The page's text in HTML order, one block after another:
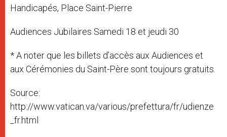
Handicapés, Place Saint-Pierre
Audiences Jubilaires Samedi 18 et jeudi 30
* A noter que les billets d’accès aux Audiences et
aux Cérémonies du Saint-Père sont toujours gratuits.
Source:
http://www.vatican.va/various/prefettura/fr/udienze
_fr.html